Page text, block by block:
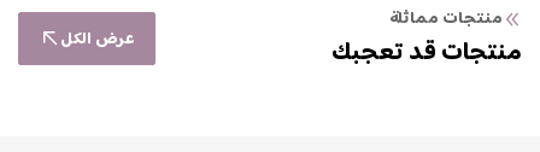
منتجات مماثلة
منتجات قد تعجبك عرض الكل